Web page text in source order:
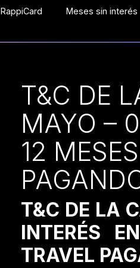
RappiCard Meses sin interés
T&C DE
MAYO –
12
T&C DE LA
INTERÉS
TRAVEL